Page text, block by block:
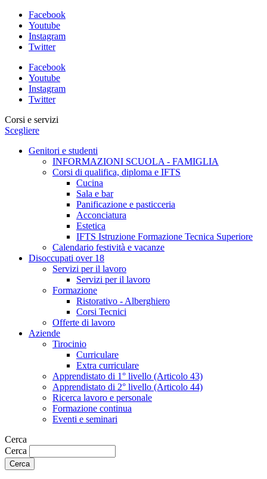
Facebook
Youtube
Instagram
Twitter
Facebook
Youtube
Instagram
Twitter
Corsi e servizi
Scegliere
Genitori e studenti
INFORMAZIONI SCUOLA - FAMIGLIA
Corsi di qualifica, diploma e IFTS
Cucina
Sala e bar
Panificazione e pasticceria
Acconciatura
Estetica
IFTS Istruzione Formazione Tecnica Superiore
Calendario festività e vacanze
Disoccupati over 18
Servizi per il lavoro
Servizi per il lavoro
Formazione
Ristorativo - Alberghiero
Corsi Tecnici
Offerte di lavoro
Aziende
Tirocinio
Curriculare
Extra curriculare
Apprendistato di 1° livello (Articolo 43)
Apprendistato di 2° livello (Articolo 44)
Ricerca lavoro e personale
Formazione continua
Eventi e seminari
Cerca
Cerca